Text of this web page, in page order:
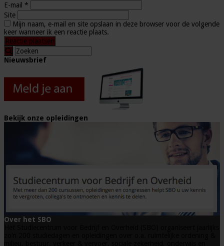
E-mail *
Site
Mijn naam, e-mail en site opslaan in deze browser voor de volgende
keer wanneer ik een reactie plaats.
Nieuwsbrief
Bekijk onze opleidingen
Over het SBO